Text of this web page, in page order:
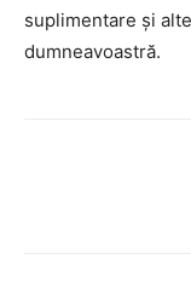
suplimentare și
dumneavoastră.